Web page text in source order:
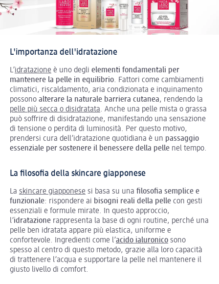
L'importanza dell'idratazione
L’idratazione è uno degli elementi fondamentali per
mantenere la pelle in equilibrio. Fattori come cambiamenti
climatici, riscaldamento, aria condizionata e inquinamento
possono alterare la naturale barriera cutanea, rendendo la
pelle più secca o disidratata. Anche una pelle mista o grassa
può soffrire di disidratazione, manifestando una sensazione
di tensione o perdita di luminosità. Per questo motivo,
prendersi cura dell’idratazione quotidiana è un passaggio
essenziale per sostenere il benessere della pelle nel tempo.
La filosofia della skincare giapponese
La skincare giapponese si basa su una filosofia semplice e
funzionale: rispondere ai bisogni reali della pelle con gesti
essenziali e formule mirate. In questo approccio,
l’idratazione rappresenta la base di ogni routine, perché una
pelle ben idratata appare più elastica, uniforme e
confortevole. Ingredienti come l’acido ialuronico sono
spesso al centro di questo metodo, grazie alla loro capacità
di trattenere l’acqua e supportare la pelle nel mantenere il
giusto livello di comfort.